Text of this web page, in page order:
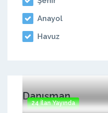
Anayol
Havuz
Danışman
24 İlan Yayında